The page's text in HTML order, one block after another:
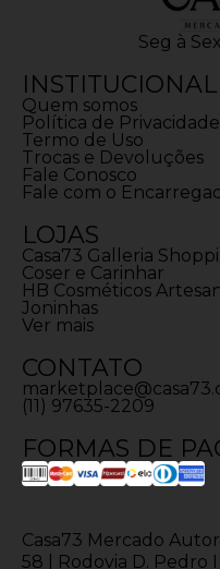
Seg à
INSTITUCIONAL
Quem somos
Política de Privacidade
Termo de Uso
Trocas e Devoluções
Fale Conosco
Fale com o
LOJAS
Casa73 Galleria
Coser e Carinhar
HB Cosméticos
Joninhas
Ver mais
CONTATO
(11) 97635-2209
FORMAS DE
Casa73 Mercado
58 | Rodovia D. Pedro